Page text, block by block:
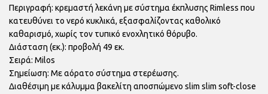
Περιγραφή: κρεμαστή λεκάνη με σύστημα έκπλυσης Rimless που
κατευθύνει το νερό κυκλικά, εξασφαλίζοντας καθολικό
καθαρισμό, χωρίς τον τυπικό ενοχλητικό θόρυβο.
Διάσταση (εκ.): προβολή 49 εκ.
Σειρά: Milos
Σημείωση: Με αόρατο σύστημα στερέωσης.
Διαθέσιμη με κάλυμμα βακελίτη αποσπώμενο slim slim soft-close